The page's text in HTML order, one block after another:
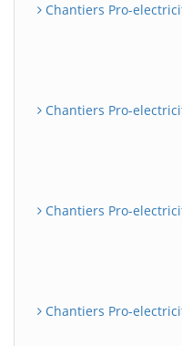
Chantiers Pro-
Chantiers Pro-
Chantiers Pro-
Chantiers Pro-